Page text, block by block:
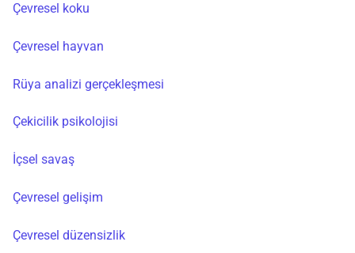
Çevresel koku
Çevresel hayvan
Rüya analizi gerçekleşmesi
Çekicilik psikolojisi
İçsel savaş
Çevresel gelişim
Çevresel düzensizlik